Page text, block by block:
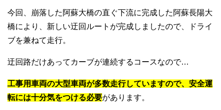
今回、崩落した阿蘇大橋の直ぐ下流に完成した阿蘇長陽大
橋により、新しい迂回ルートが完成しましたので、ドライ
ブを兼ねて走行。
迂回路だけあってカーブが連続するコースなので…
工事用車両の大型車両が多数走行していますので、安全運
転には十分気をつける必要があります。